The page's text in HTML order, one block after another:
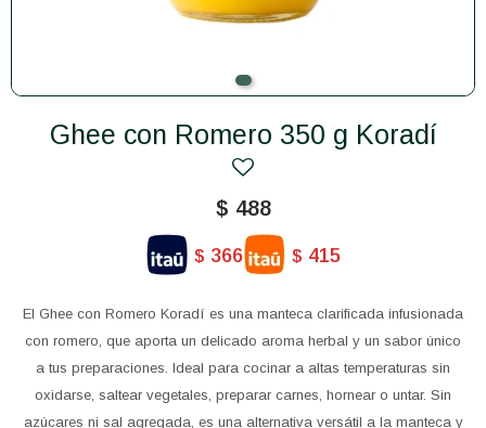
Ghee con Romero 350 g Koradí
$ 488
$ 366 $ 415
El Ghee con Romero Koradí es una manteca clarificada infusionada
con romero, que aporta un delicado aroma herbal y un sabor único
a tus preparaciones. Ideal para cocinar a altas temperaturas sin
oxidarse, saltear vegetales, preparar carnes, hornear o untar. Sin
azúcares ni sal agregada, es una alternativa versátil a la manteca y